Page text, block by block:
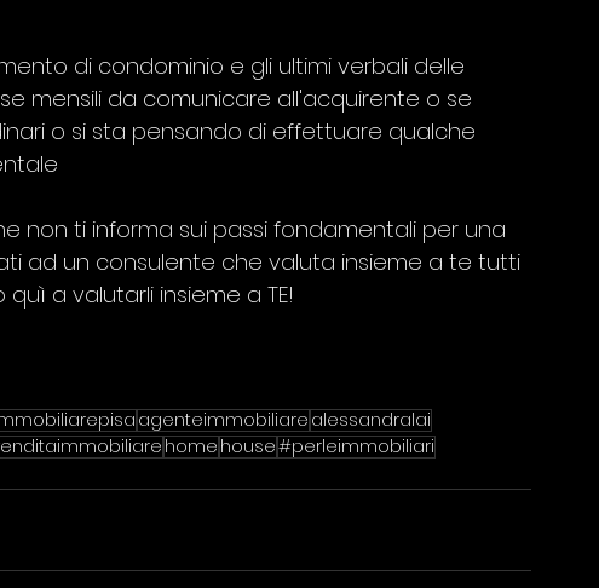
di condominio e gli ultimi verbali delle
mensili da comunicare all'acquirente o se
o si sta pensando di effettuare qualche
non ti informa sui passi fondamentali per una
ad un consulente che valuta insieme a te tutti
a valutarli insieme a TE!
agenteimmobiliare alessandralai
home house#perleimmobiliari